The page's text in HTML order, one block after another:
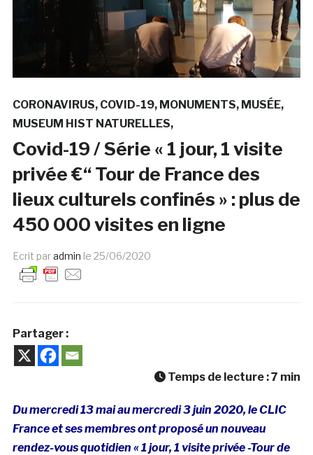
CORONAVIRUS COVID-19 MONUMENTS MUSÉE
MUSEUM HIST NATURELLES
Covid-19 / Série « 1 jour, 1 visite
privée €“ Tour de France des
lieux culturels confinés » : plus de
450 000 visites en ligne
Ecrit paradmin le 25/06/2020
Partager :
Temps de lecture :7 min
Du mercredi 13 mai au mercredi 3 juin 2020, le CLIC
France et ses membres ont proposé un nouveau
rendez-vous quotidien « 1 jour, 1 visite privée -Tour de